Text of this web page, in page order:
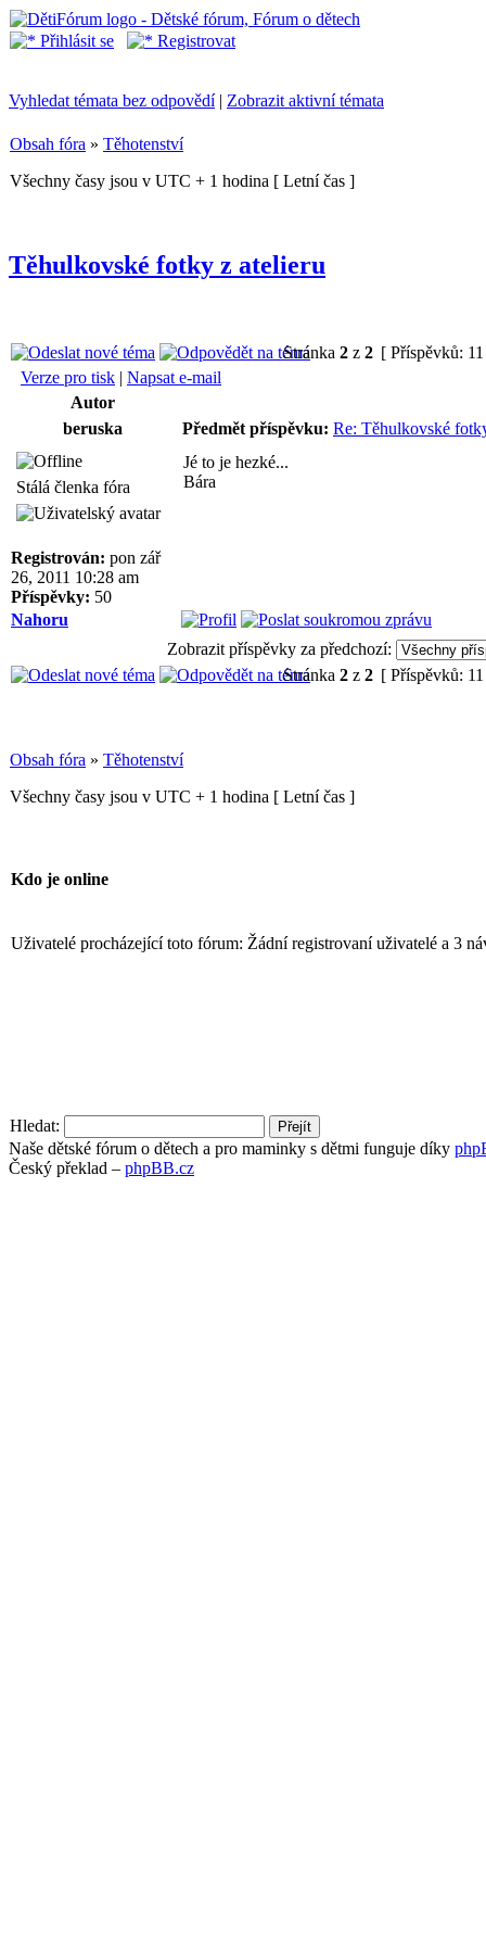
Přihlásit se Registrovat
Vyhledat témata bez odpovědí| Zobrazit aktivní témata
Obsah fóra » Těhotenství
Všechny časy jsou v UTC + 1 hodina [ Letní čas ]
Těhulkovské fotky z atelieru
Stránka 2 z 2 [ Příspěvků:
Verze pro tisk | Napsat e-mail
Autor
beruska
Předmět příspěvku: Re: Těhulkovské
Stálá členka fóra
Registrován: pon zář
26, 2011 10:28 am
Příspěvky: 50
Jé to je hezké...
Bára
Nahoru
Zobrazit příspěvky za předchozí:
Stránka 2 z 2 [ Příspěvků:
Obsah fóra » Těhotenství
Všechny časy jsou v UTC + 1 hodina [ Letní čas ]
Kdo je online
Uživatelé procházející toto fórum: Žádní registrovaní uživatelé a 3
Hledat:
Naše dětské fórum o dětech a pro maminky s dětmi funguje díky
Český překlad – phpBB.cz